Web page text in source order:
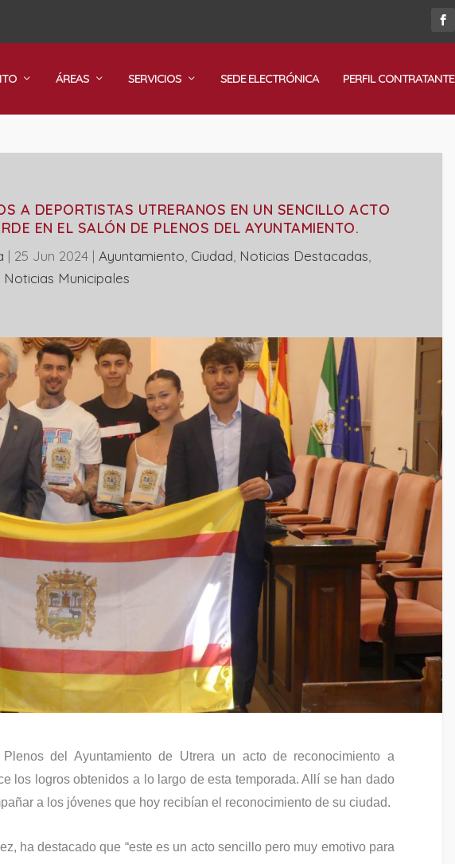
ÁREAS SERVICIOS SEDE ELECTRÓNICA PERFIL CONTRATANTE
A DEPORTISTAS UTRERANOS EN UN SENCILLO ACTO
EN EL SALÓN DE PLENOS DEL AYUNTAMIENTO.
| 25 Jun 2024| Ayuntamiento Ciudad Noticias Destacadas
‎Noticias Municipales
del Ayuntamiento de Utrera un acto de reconocimiento a
los logros obtenidos a lo largo de esta temporada. Allí se han dado
a los jóvenes que hoy recibían el reconocimiento de su ciudad.
ha destacado que “este es un acto sencillo pero muy emotivo para